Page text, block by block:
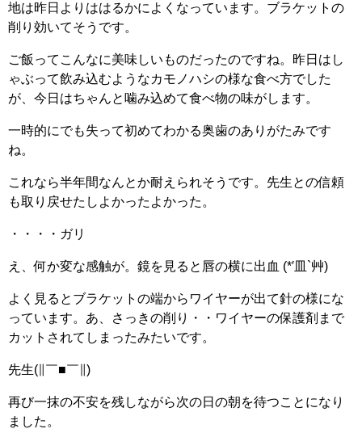
地は昨日よりははるかによくなっています。ブラケットの
削り効いてそうです。
ご飯ってこんなに美味しいものだったのですね。昨日はし
ゃぶって飲み込むようなカモノハシの様な食べ方でした
が、今日はちゃんと噛み込めて食べ物の味がします。
一時的にでも失って初めてわかる奥歯のありがたみです
ね。
これなら半年間なんとか耐えられそうです。先生との信頼
も取り戻せたしよかったよかった。
・・・・ガリ
え、何か変な感触が。鏡を見ると唇の横に出血 (*′皿`艸)
よく見るとブラケットの端からワイヤーが出て針の様にな
っています。あ、さっきの削り・・ワイヤーの保護剤まで
カットされてしまったみたいです。
先生(∥￣■￣∥)
再び一抹の不安を残しながら次の日の朝を待つことになり
ました。